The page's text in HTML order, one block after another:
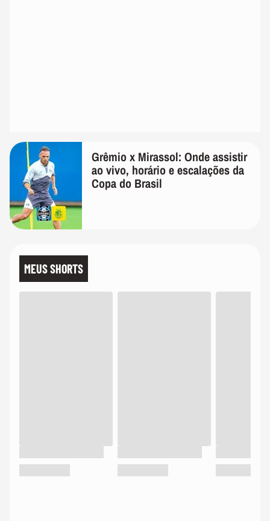
Grêmio x Mirassol: Onde assistir
ao vivo, horário e escalações da
Copa do Brasil
MEUS SHORTS